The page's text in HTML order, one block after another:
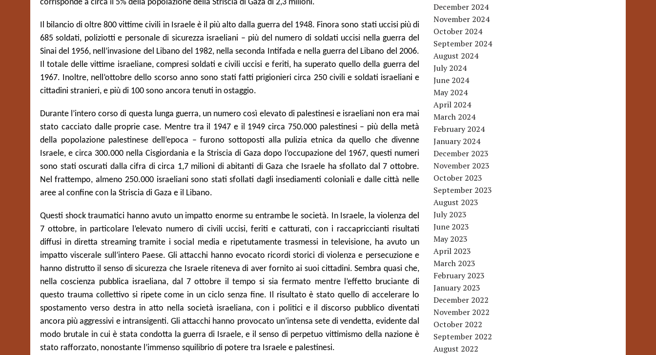
corrisponde a circa il 5% della popolazione della Striscia di Gaza di 2,3 milioni.
Il bilancio di oltre 800 vittime civili in Israele è il più alto dalla guerra del 1948. Finora sono stati uccisi più di
685 soldati, poliziotti e personale di sicurezza israeliani – più del numero di soldati uccisi nella guerra del
Sinai del 1956, nell’invasione del Libano del 1982, nella seconda Intifada e nella guerra del Libano del 2006.
Il totale delle vittime israeliane, compresi soldati e civili uccisi e feriti, ha superato quello della guerra del
1967. Inoltre, nell’ottobre dello scorso anno sono stati fatti prigionieri circa 250 civili e soldati israeliani e
cittadini stranieri, e più di 100 sono ancora tenuti in ostaggio.
Durante l’intero corso di questa lunga guerra, un numero così elevato di palestinesi e israeliani non era mai
stato cacciato dalle proprie case. Mentre tra il 1947 e il 1949 circa 750.000 palestinesi – più della metà
della popolazione palestinese dell’epoca – furono sottoposti alla pulizia etnica da quello che divenne
Israele, e circa 300.000 nella Cisgiordania e la Striscia di Gaza dopo l’occupazione del 1967, questi numeri
sono stati oscurati dalla cifra di circa 1,7 milioni di abitanti di Gaza che Israele ha sfollato dal 7 ottobre.
Nel frattempo, almeno 250.000 israeliani sono stati sfollati dagli insediamenti coloniali e dalle città nelle
aree al confine con la Striscia di Gaza e il Libano.
Questi shock traumatici hanno avuto un impatto enorme su entrambe le società. In Israele, la violenza del
7 ottobre, in particolare l’elevato numero di civili uccisi, feriti e catturati, con i raccapriccianti risultati
diffusi in diretta streaming tramite i social media e ripetutamente trasmessi in televisione, ha avuto un
impatto viscerale sull’intero Paese. Gli attacchi hanno evocato ricordi storici di violenza e persecuzione e
hanno distrutto il senso di sicurezza che Israele riteneva di aver fornito ai suoi cittadini. Sembra quasi che,
nella coscienza pubblica israeliana, dal 7 ottobre il tempo si sia fermato mentre l’effetto bruciante di
questo trauma collettivo si ripete come in un ciclo senza fine. Il risultato è stato quello di accelerare lo
spostamento verso destra in atto nella società israeliana, con i politici e il discorso pubblico diventati
ancora più aggressivi e intransigenti. Gli attacchi hanno provocato un’intensa sete di vendetta, evidente dal
modo brutale in cui è stata condotta la guerra di Israele, e il senso di perpetuo vittimismo della nazione è
stato rafforzato, nonostante l’immenso squilibrio di potere tra Israele e palestinesi.
December 2024
November 2024
October 2024
September 2024
August 2024
July 2024
June 2024
May 2024
April 2024
March 2024
February 2024
January 2024
December 2023
November 2023
October 2023
September 2023
August 2023
July 2023
June 2023
May 2023
April 2023
March 2023
February 2023
January 2023
December 2022
November 2022
October 2022
September 2022
August 2022